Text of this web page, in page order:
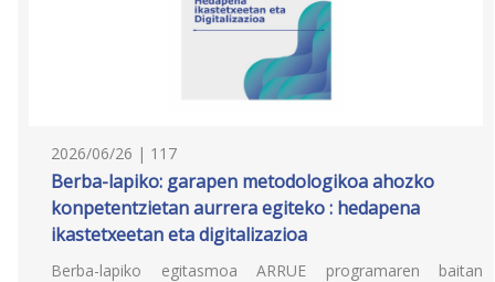
2026/06/26 | 117
Berba-lapiko: garapen metodologikoa ahozko
konpetentzietan aurrera egiteko : hedapena
ikastetxeetan eta digitalizazioa
Berba-lapiko egitasmoa ARRUE programaren baitan